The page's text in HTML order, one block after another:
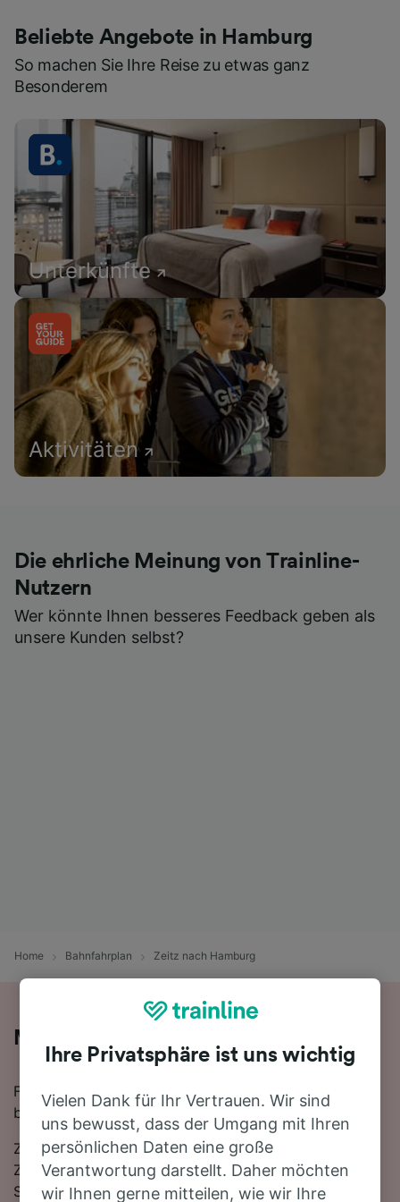
Beliebte Angebote in Hamburg
So machen Sie Ihre Reise zu etwas ganz
Besonderem
Unterkünfte
Aktivitäten
Die ehrliche Meinung von Trainline-
Nutzern
Wer könnte Ihnen besseres Feedback geben als
unsere Kunden selbst?
Home Bahnfahrplan Zeitz nach Hamburg
Mit der Bahn von Zeitz nach Hamburg
Für eine Zugfahrt von Zeitz nach Hamburg finden Sie
bei uns alles, was Sie brauchen.
Zwischen Zeitz und Hamburg verkehren ungefähr 19
Züge am Tag, die mit der schnellsten Verbindung 3
Stunden 58 Minuten für die Strecke von 315 km
Ihre Privatsphäre ist uns wichtig
Vielen Dank für Ihr Vertrauen. Wir sind
uns bewusst, dass der Umgang mit Ihren
persönlichen Daten eine große
Verantwortung darstellt. Daher möchten
wir Ihnen gerne mitteilen, wie wir Ihre